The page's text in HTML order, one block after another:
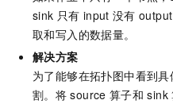
sink 只有 input 没有
取和写入的数据量。
解决方案
为了能够在拓扑图中看到
割。将 source 算子和 sink